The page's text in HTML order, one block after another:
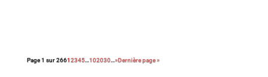
Page 1 sur 26612345…102030…»Dernière page »